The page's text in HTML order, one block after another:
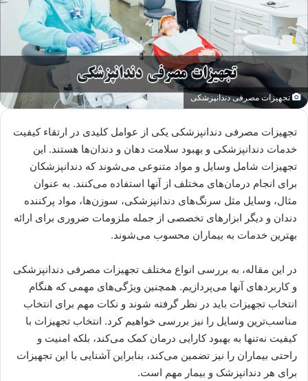
تجهیزات مصرفی دندانپزشکی
تجهیزات مصرفی دندانپزشکی یکی از عوامل کلیدی در ارتقاء کیفیت
خدمات دندانپزشکی و بهبود سلامت دهان و دندان‌ها هستند. این
تجهیزات شامل وسایل و مواد متنوعی می‌شوند که دندانپزشکان
برای انجام درمان‌های مختلف از آنها استفاده می‌کنند. به عنوان
مثال، وسایل مثل سرنگ‌های دندانپزشکی، سوزن‌ها، مواد پرکننده
دندان و دیگر ابزارهای تخصصی از جمله ملزومات ضروری برای ارائه
بهترین خدمات به بیماران محسوب می‌شوند.
در این مقاله، به بررسی انواع مختلف تجهیزات مصرفی دندانپزشکی
و کاربردهای آنها می‌پردازیم. همچنین ویژگی‌های مهمی که هنگام
انتخاب تجهیزات باید در نظر گرفته شوند و نکات مهم برای انتخاب
مناسب‌ترین وسایل را نیز بررسی خواهیم کرد. انتخاب تجهیزات با
کیفیت نه‌تنها به بهبود کارایی درمان کمک می‌کند، بلکه امنیت و
راحتی بیماران را نیز تضمین می‌کند، بنابراین آشنایی با این تجهیزات
برای هر دندانپزشک و بیمار مهم است.